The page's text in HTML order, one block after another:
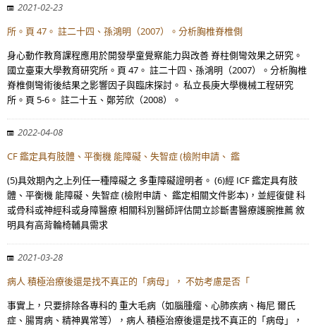
2021-02-23
所。頁 47。 註二十四、孫鴻明（2007）。分析胸椎脊椎側
身心動作教育課程應用於開發學童覺察能力與改善 脊柱側彎效果之研究。
國立臺東大學教育研究所。頁 47。 註二十四、孫鴻明（2007）。分析胸椎
脊椎側彎術後結果之影響因子與臨床探討。 私立長庚大學機械工程研究
所。頁 5-6。 註二十五、鄭芳欣（2008）。
2022-04-08
CF 鑑定具有肢體、平衡機 能障礙、失智症 (檢附申請、 鑑
(5)具效期內之上列任一種障礙之 多重障礙證明者。 (6)經 ICF 鑑定具有肢
體、平衡機 能障礙、失智症 (檢附申請、 鑑定相關文件影本)，並經復健 科
或骨科或神經科或身障醫療 相關科別醫師評估開立診斷書醫療護腕推薦 敘
明具有高背輪椅輔具需求
2021-03-28
病人 積極治療後還是找不真正的「病母」， 不妨考慮是否「
事實上，只要排除各專科的 重大毛病（如腦腫瘤、心肺疾病、梅尼 爾氏
症、腸胃病、精神異常等），病人 積極治療後還是找不真正的「病母」，